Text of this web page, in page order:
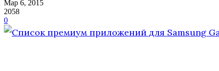
Мар 6, 2015
2058
0